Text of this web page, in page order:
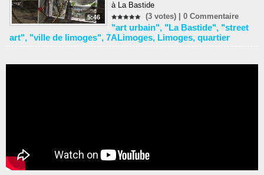
5:46
à La Bastide
(3 votes) |0 Commentaire
"art urbain", "La Bastide", "street
art", "ville de limoges", 7ALimoges, Limoges, quartier